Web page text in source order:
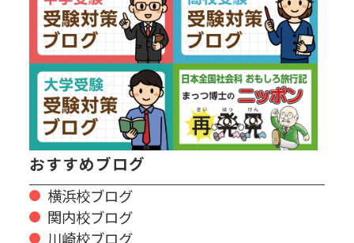
おすすめブログ
横浜校ブログ
関内校ブログ
川崎校ブログ